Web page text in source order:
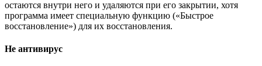
остаются внутри него и удаляются при его закрытии, хотя
программа имеет специальную функцию («Быстрое
восстановление») для их восстановления.
Не антивирус